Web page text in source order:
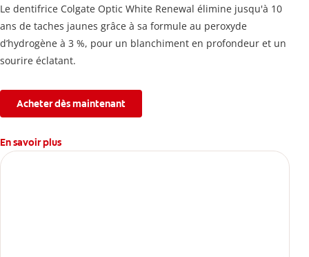
Le dentifrice Colgate Optic White Renewal élimine jusqu'à 10
ans de taches jaunes grâce à sa formule au peroxyde
d’hydrogène à 3 %, pour un blanchiment en profondeur et un
sourire éclatant.
Acheter dès maintenant
En savoir plus